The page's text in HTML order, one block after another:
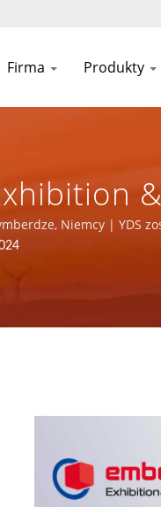
Firma Produkty
LTD.
Niemcy | YDS
producentem